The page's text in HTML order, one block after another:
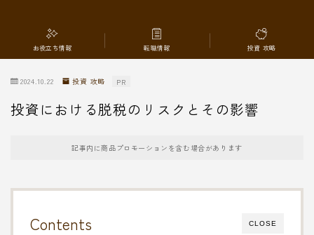
お役立ち情報 転職情報 投資 攻略
2024.10.22 投資 攻略 PR
投資における脱税のリスクとその影響
記事内に商品プロモーションを含む場合があります
CLOSE
Contents